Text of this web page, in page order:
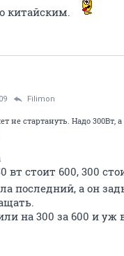
китайским.
Filimon
не стартануть. Надо 300Вт, а
вт стоит 600, 300
последний, а он
на 300 за 600 и уж